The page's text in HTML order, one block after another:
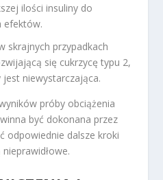
ilości insuliny do
efektów.
skrajnych przypadkach
się cukrzycę typu 2,
jest niewystarczająca.
próby obciążenia
być dokonana przez
odpowiednie dalsze kroki